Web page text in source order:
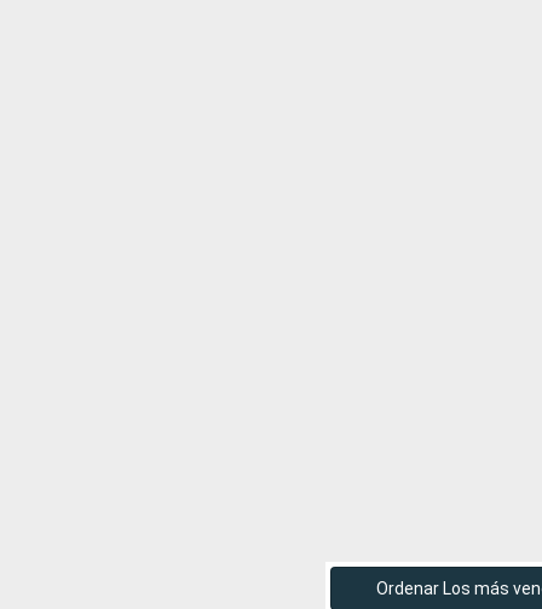
Ordenar Los más